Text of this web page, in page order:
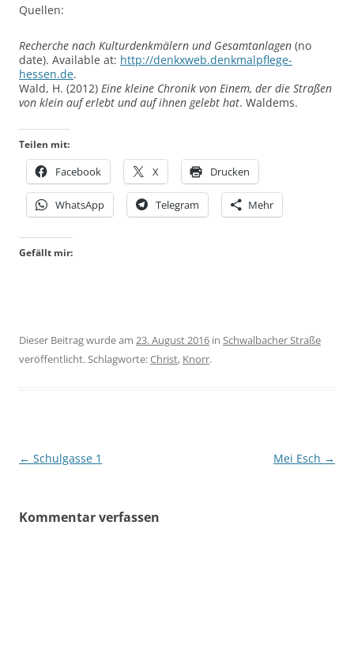
Quellen:
Recherche nach Kulturdenkmälern und Gesamtanlagen (no
date). Available at: http://denkxweb.denkmalpflege-
hessen.de.
Wald, H. (2012) Eine kleine Chronik von Einem, der die Straßen
von klein auf erlebt und auf ihnen gelebt hat. Waldems.
Teilen mit:
Facebook X Drucken
WhatsApp Telegram Mehr
Gefällt mir:
Dieser Beitrag wurde am 23. August 2016 in Schwalbacher Straße
veröffentlicht. Schlagworte:Christ, Knorr.
Beitragsnavigation
← Schulgasse 1 Mei Esch →
Kommentar verfassen